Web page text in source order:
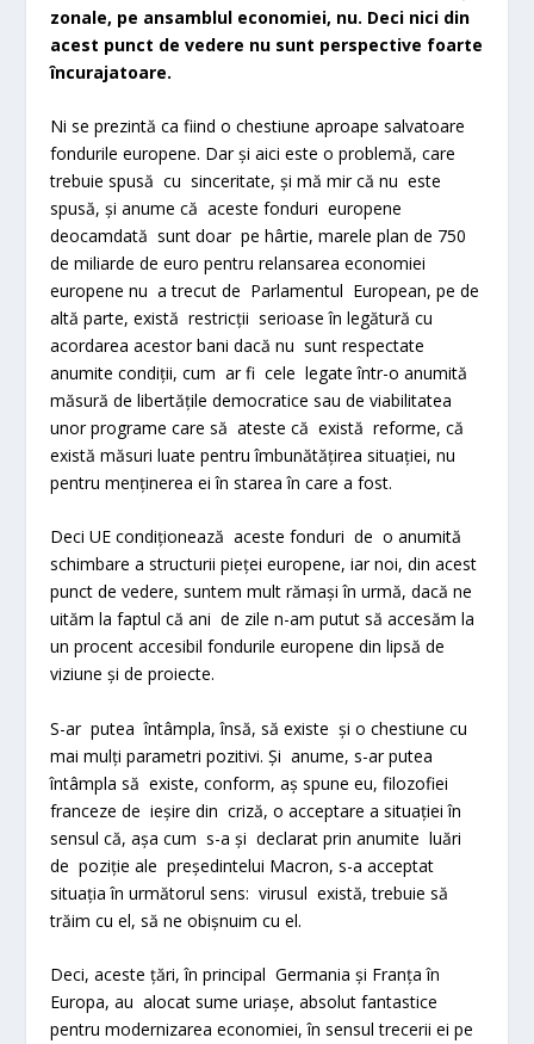
zonale, pe ansamblul economiei, nu. Deci nici din
acest punct de vedere nu sunt perspective foarte
încurajatoare.
Ni se prezintă ca fiind o chestiune aproape salvatoare
fondurile europene. Dar și aici este o problemă, care
trebuie spusă cu sinceritate, și mă mir că nu este
spusă, și anume că aceste fonduri europene
deocamdată sunt doar pe hârtie, marele plan de 750
de miliarde de euro pentru relansarea economiei
europene nu a trecut de Parlamentul European, pe de
altă parte, există restricții serioase în legătură cu
acordarea acestor bani dacă nu sunt respectate
anumite condiții, cum ar fi cele legate într-o anumită
măsură de libertățile democratice sau de viabilitatea
unor programe care să ateste că există reforme, că
există măsuri luate pentru îmbunătățirea situației, nu
pentru menținerea ei în starea în care a fost.
Deci UE condiționează aceste fonduri de o anumită
schimbare a structurii pieței europene, iar noi, din acest
punct de vedere, suntem mult rămași în urmă, dacă ne
uităm la faptul că ani de zile n-am putut să accesăm la
un procent accesibil fondurile europene din lipsă de
viziune și de proiecte.
S-ar putea întâmpla, însă, să existe și o chestiune cu
mai mulți parametri pozitivi. Și anume, s-ar putea
întâmpla să existe, conform, aș spune eu, filozofiei
franceze de ieșire din criză, o acceptare a situației în
sensul că, așa cum s-a și declarat prin anumite luări
de poziție ale președintelui Macron, s-a acceptat
situația în următorul sens: virusul există, trebuie să
trăim cu el, să ne obișnuim cu el.
Deci, aceste țări, în principal Germania și Franța în
Europa, au alocat sume uriașe, absolut fantastice
pentru modernizarea economiei, în sensul trecerii ei pe